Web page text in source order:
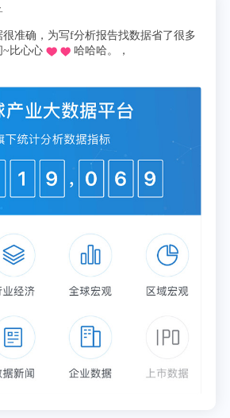
很准确，为写f分析报告找数据省了很多
~比心心
哈哈哈。，